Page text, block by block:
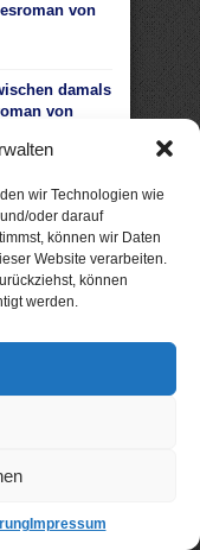
wir Technologien wie
oder darauf
können wir Daten
Website verarbeiten.
können
werden.
Impressum
von
damals
von
Sylt: Tod im
von Nele